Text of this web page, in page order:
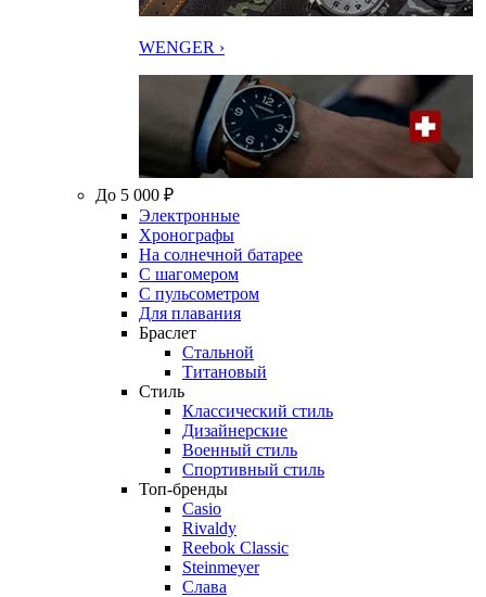
WENGER ›
До 5 000 ₽
Электронные
Хронографы
На солнечной батарее
С шагомером
С пульсометром
Для плавания
Браслет
Стальной
Титановый
Стиль
Классический стиль
Дизайнерские
Военный стиль
Спортивный стиль
Топ-бренды
Casio
Rivaldy
Reebok Classic
Steinmeyer
Слава